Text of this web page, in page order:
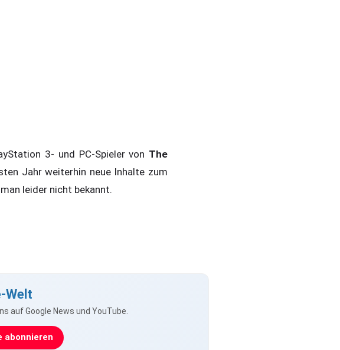
3- und PC-Spieler von The
Jahr weiterhin neue Inhalte zum
leider nicht bekannt.
Welt
auf Google News und YouTube.
abonnieren